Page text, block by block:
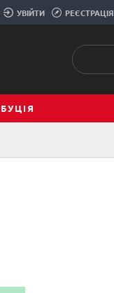
УВІЙТИ РЕЄСТРАЦІЯ